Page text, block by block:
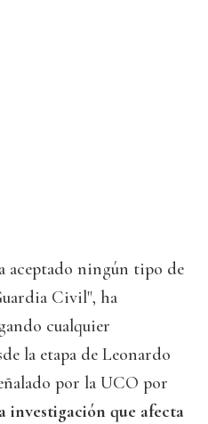
aceptado ningún tipo de
Civil", ha
cualquier
la etapa de Leonardo
por la UCO por
investigación que afecta